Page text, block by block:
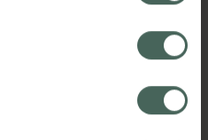
samtycke påverkar inte
skett innan återkallelsen.